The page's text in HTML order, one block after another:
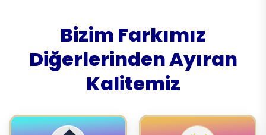
Bizim Farkımız
Diğerlerinden Ayıran
Kalitemiz